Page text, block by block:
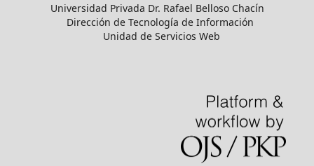
Universidad Privada Dr. Rafael Belloso Chacín
Dirección de Tecnología de Información
Unidad de Servicios Web